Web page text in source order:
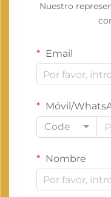
Nuestro
Email
Móvil/
Code
Nombre